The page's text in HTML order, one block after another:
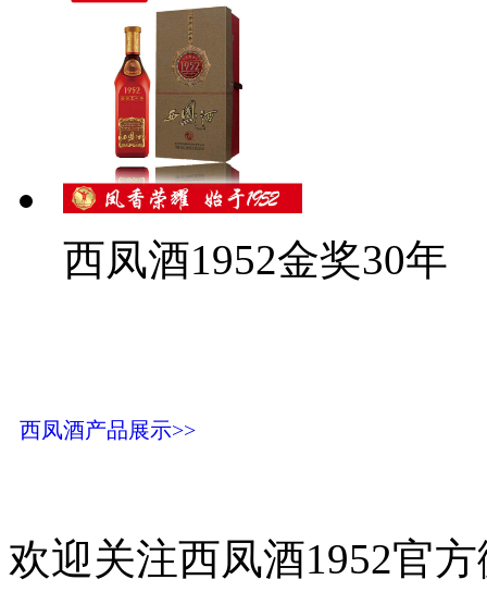
西凤酒1952金奖30年
西凤酒产品展示>>
欢迎关注西凤酒1952官